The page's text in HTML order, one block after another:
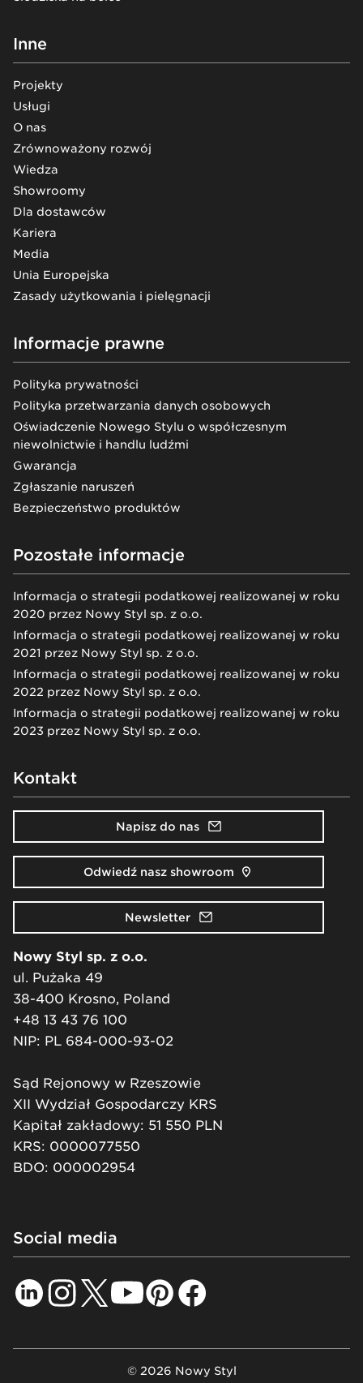
Inne
Projekty
Usługi
O nas
Zrównoważony rozwój
Wiedza
Showroomy
Dla dostawców
Kariera
Media
Unia Europejska
Zasady użytkowania i pielęgnacji
Informacje prawne
Polityka prywatności
Polityka przetwarzania danych osobowych
Oświadczenie Nowego Stylu o współczesnym
niewolnictwie i handlu ludźmi
Gwarancja
Zgłaszanie naruszeń
Bezpieczeństwo produktów
Pozostałe informacje
Informacja o strategii podatkowej realizowanej w roku
2020 przez Nowy Styl sp. z o.o.
Informacja o strategii podatkowej realizowanej w roku
2021 przez Nowy Styl sp. z o.o.
Informacja o strategii podatkowej realizowanej w roku
2022 przez Nowy Styl sp. z o.o.
Informacja o strategii podatkowej realizowanej w roku
2023 przez Nowy Styl sp. z o.o.
Kontakt
Napisz do nas
Odwiedź nasz showroom
Newsletter
Nowy Styl sp. z o.o.
ul. Pużaka 49
38-400 Krosno, Poland
+48 13 43 76 100
NIP: PL 684-000-93-02
Sąd Rejonowy w Rzeszowie
XII Wydział Gospodarczy KRS
Kapitał zakładowy: 51 550 PLN
KRS: 0000077550
BDO: 000002954
Social media
© 2026 Nowy Styl